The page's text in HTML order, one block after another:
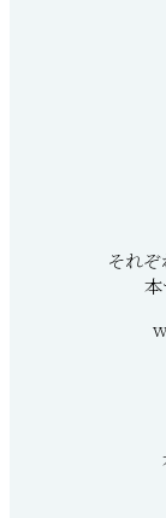
それ